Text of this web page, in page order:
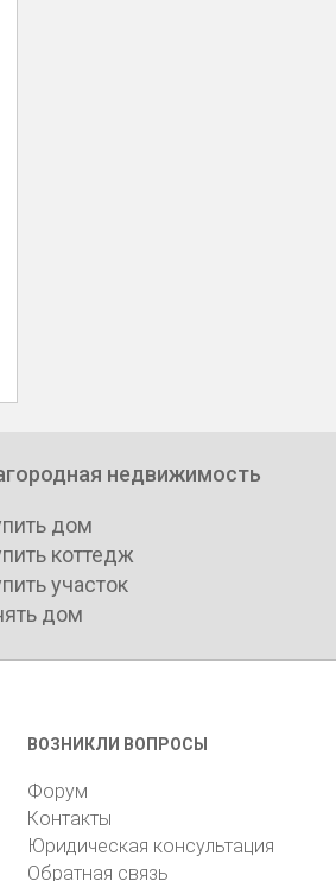
недвижимость
дом
коттедж
участок
дом
ВОЗНИКЛИ ВОПРОСЫ
Форум
Контакты
Юридическая консультация
Обратная связь